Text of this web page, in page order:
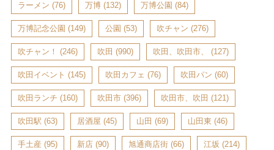
ラーメン (76) 万博 (132) 万博公園 (84)
万博記念公園 (149) 公園 (53) 吹チャン (276)
吹チャン！ (246) 吹田 (990) 吹田、吹田市、 (127)
吹田イベント (145) 吹田カフェ (76) 吹田パン (60)
吹田ランチ (160) 吹田市 (396) 吹田市、吹田 (121)
吹田駅 (63) 居酒屋 (45) 山田 (69) 山田東 (46)
手土産 (95) 新店 (90) 旭通商店街 (66) 江坂 (214)